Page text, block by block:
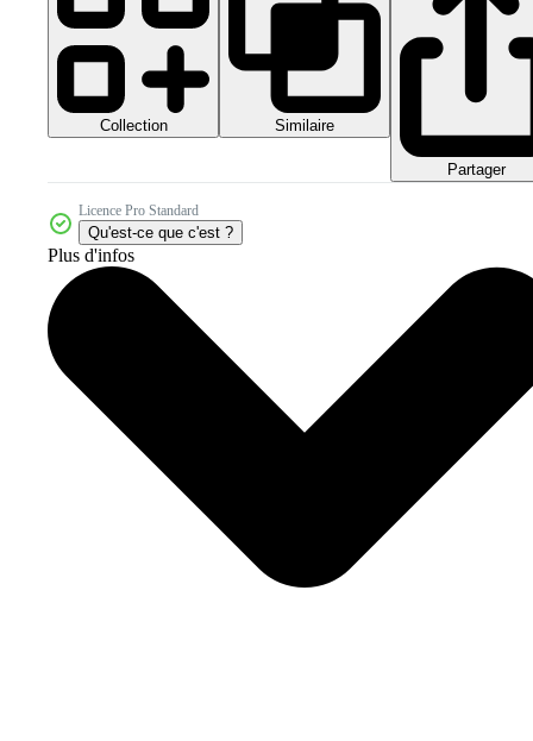
Collection Similaire
Partager
Licence Pro Standard
Qu'est-ce que c'est ?
Plus d'infos